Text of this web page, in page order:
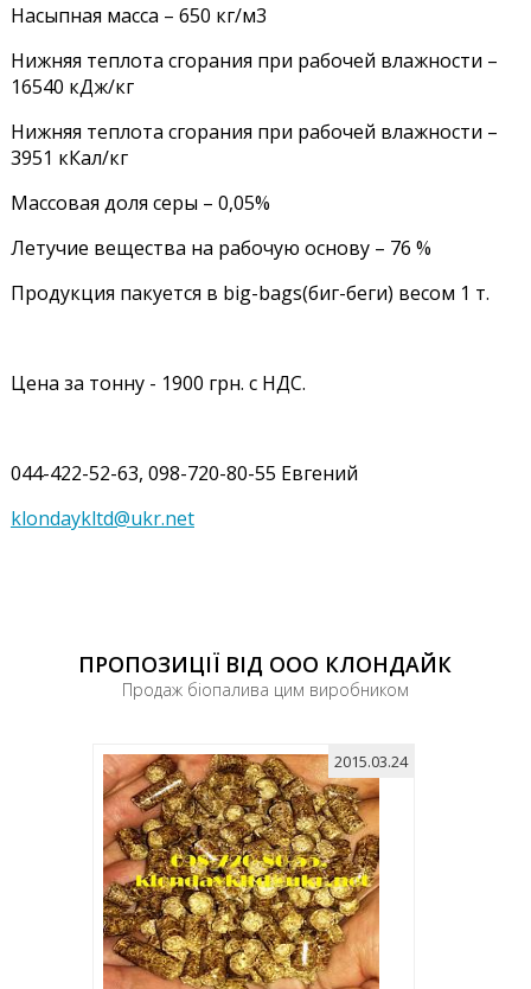
Насыпная масса – 650 кг/м3
Нижняя теплота сгорания при рабочей влажности –
16540 кДж/кг
Нижняя теплота сгорания при рабочей влажности –
3951 кКал/кг
Массовая доля серы – 0,05%
Летучие вещества на рабочую основу – 76 %
Продукция пакуется в big-bags(биг-беги) весом 1 т.
Цена за тонну - 1900 грн. с НДС.
044-422-52-63, 098-720-80-55 Евгений
klondaykltd@ukr.net
ПРОПОЗИЦІЇ ВІД ООО КЛОНДАЙК
Продаж біопалива цим виробником
2015.03.24